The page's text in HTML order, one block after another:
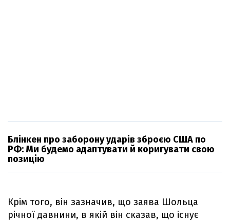
Блінкен про заборону ударів зброєю США по
РФ: Ми будемо адаптувати й коригувати свою
позицію
Крім того, він зазначив, що заява Шольца
річної давнини, в якій він сказав, що існує